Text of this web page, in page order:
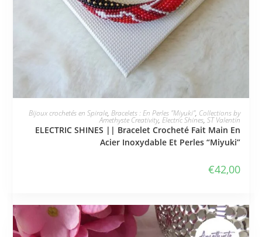
JE L'ADOPTE
Bijoux crochetés en Spirale, Bracelets : En Perles "Miyuki", Collections by
Amethyste Creativity, Electric Shines, ST Valentin
ELECTRIC SHINES || Bracelet Crocheté Fait Main En
Acier Inoxydable Et Perles “Miyuki”
€42,00